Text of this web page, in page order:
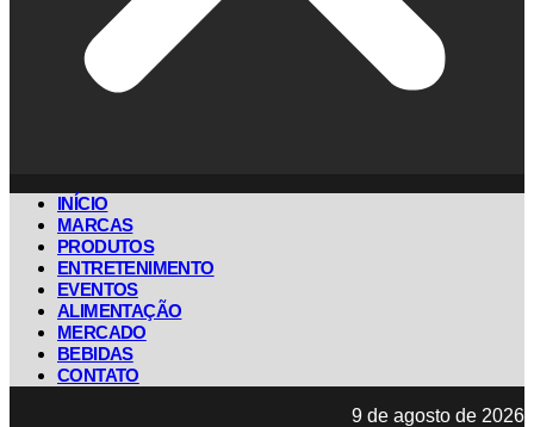
INÍCIO
MARCAS
PRODUTOS
ENTRETENIMENTO
EVENTOS
ALIMENTAÇÃO
MERCADO
BEBIDAS
CONTATO
9 de agosto de 2026